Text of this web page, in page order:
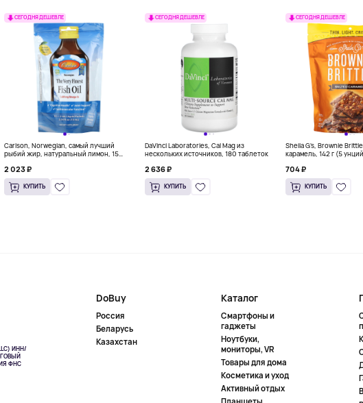
СЕГОДНЯ ДЕШЕВЛЕ
Carlson, Norwegian, самый лучший
рыбий жир, натуральный лимон, 15
2 023 ₽
КУПИТЬ
СЕГОДНЯ ДЕШЕВЛЕ
DaVinci Laboratories, Cal Mag из
нескольких источников, 180 таблеток
2 636 ₽
КУПИТЬ
СЕГОДНЯ ДЕШЕВЛЕ
Sheila G's, Brownie
карамель, 142 г (5
704 ₽
КУПИТЬ
ИНН/
ФНС
DoBuy
Россия
Беларусь
Казахстан
Каталог
Смартфоны и
гаджеты
Ноутбуки,
мониторы, VR
Товары для дома
Косметика и уход
Активный отдых